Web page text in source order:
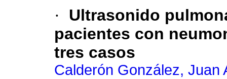
·
Ultrasonido
pacientes con
tres casos
Calderón González, Juan